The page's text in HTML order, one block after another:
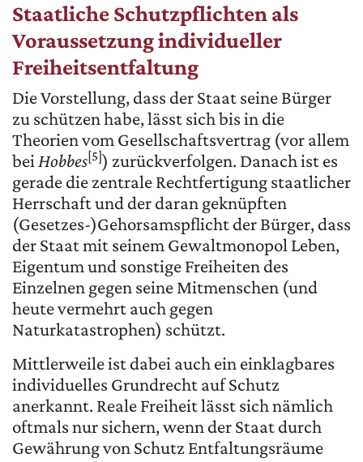
Staatliche Schutzpflichten als
Voraussetzung individueller
Freiheitsentfaltung
Die Vorstellung, dass der Staat seine Bürger
zu schützen habe, lässt sich bis in die
Theorien vom Gesellschaftsvertrag (vor allem
beiHobbes[5]) zurückverfolgen. Danach ist es
gerade die zentrale Rechtfertigung staatlicher
Herrschaft und der daran geknüpften
(Gesetzes-)Gehorsamspflicht der Bürger, dass
der Staat mit seinem Gewaltmonopol Leben,
Eigentum und sonstige Freiheiten des
Einzelnen gegen seine Mitmenschen (und
heute vermehrt auch gegen
Naturkatastrophen) schützt.
Mittlerweile ist dabei auch ein einklagbares
individuelles Grundrecht auf Schutz
anerkannt. Reale Freiheit lässt sich nämlich
oftmals nur sichern, wenn der Staat durch
Gewährung von Schutz Entfaltungsräume